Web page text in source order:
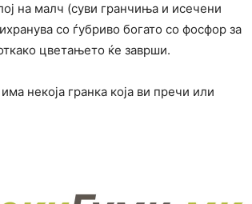
на малч (суви гранчиња и исечени
со ѓубриво богато со фосфор за
цветањето ќе заврши.
некоја гранка која ви пречи или